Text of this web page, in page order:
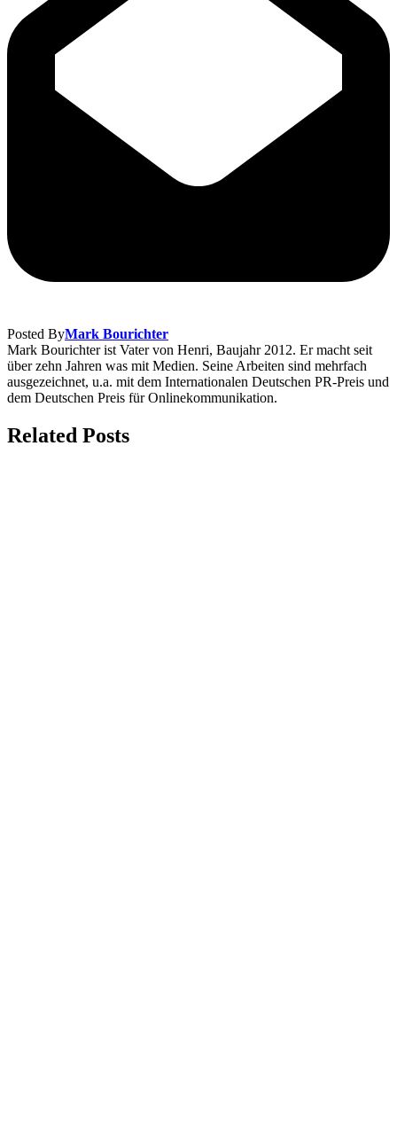
Posted ByMark Bourichter
Mark Bourichter ist Vater von Henri, Baujahr 2012. Er macht seit
über zehn Jahren was mit Medien. Seine Arbeiten sind mehrfach
ausgezeichnet, u.a. mit dem Internationalen Deutschen PR-Preis und
dem Deutschen Preis für Onlinekommunikation.
Related Posts